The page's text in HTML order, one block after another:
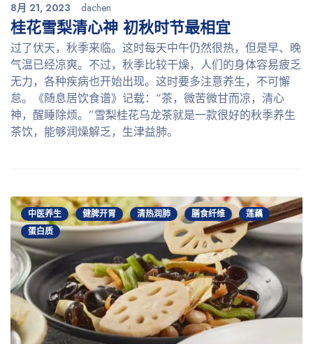
8月 21, 2023 dachen
桂花雪梨清心神 初秋时节最相宜
过了伏天，秋季来临。这时每天中午仍然很热，但是早、晚
气温已经凉爽。不过，秋季比较干燥，人们的身体容易疲乏
无力，各种疾病也开始出现。这时要多注意养生，不可懈
怠。《随息居饮食谱》记载：“茶，微苦微甘而凉，清心
神，醒睡除烦。”雪梨桂花乌龙茶就是一款很好的秋季养生
茶饮，能够润燥解乏，生津益肺。
中医养生 健脾开胃 清热润肺 膳食纤维
莲藕
蛋白质